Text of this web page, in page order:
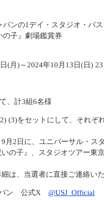
ンの1デイ・スタジオ・パス
の子』劇場鑑賞券
(月)～2024年10月13日(日)
、計3組6名様
(3)をセットにして、それぞ
月2日に、ユニバーサル・ス
の子』、スタジオツアー東
は、当選者に直接ご連絡い
パン 公式X @USJ_Official